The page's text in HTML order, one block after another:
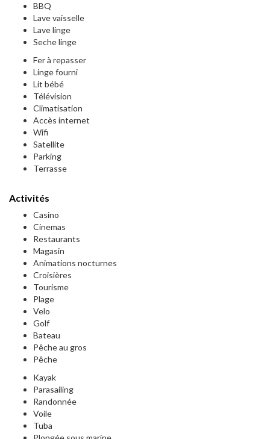
BBQ
Lave vaisselle
Lave linge
Seche linge
Fer à repasser
Linge fourni
Lit bébé
Télévision
Climatisation
Accès internet
Wifi
Satellite
Parking
Terrasse
Activités
Casino
Cinemas
Restaurants
Magasin
Animations nocturnes
Croisières
Tourisme
Plage
Velo
Golf
Bateau
Pêche au gros
Pêche
Kayak
Parasailing
Randonnée
Voile
Tuba